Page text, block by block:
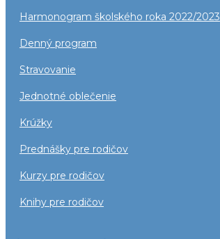
harmonogram školského roka 2022/2023
denný program
stravovanie
jednotné oblečenie
krúžky
prednášky pre rodičov
kurzy pre rodičov
knihy pre rodičov